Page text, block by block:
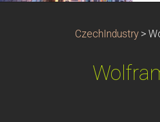
CzechIndustry >